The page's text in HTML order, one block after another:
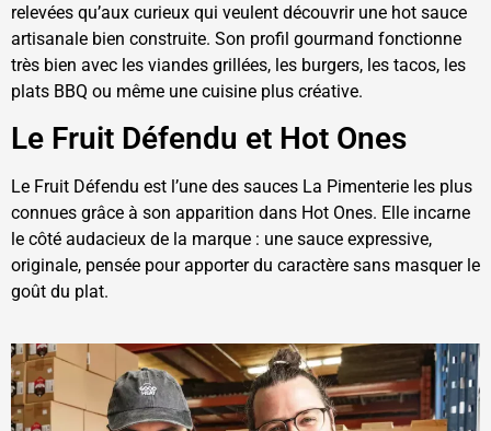
relevées qu’aux curieux qui veulent découvrir une hot sauce
artisanale bien construite. Son profil gourmand fonctionne
très bien avec les viandes grillées, les burgers, les tacos, les
plats BBQ ou même une cuisine plus créative.
Le Fruit Défendu et Hot Ones
Le Fruit Défendu est l’une des sauces La Pimenterie les plus
connues grâce à son apparition dans Hot Ones. Elle incarne
le côté audacieux de la marque : une sauce expressive,
originale, pensée pour apporter du caractère sans masquer le
goût du plat.